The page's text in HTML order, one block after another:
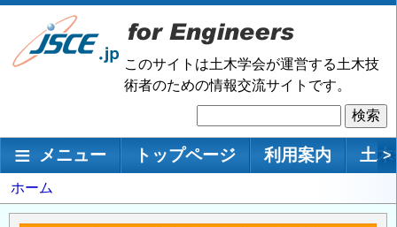
メ
ン
移
このサイトは土木学会が運営する土木技
術者のための情報交流サイトです。
索
メインナビゲーション
メニュー トップページ 利用案内 土 >
パ
ン
ホーム